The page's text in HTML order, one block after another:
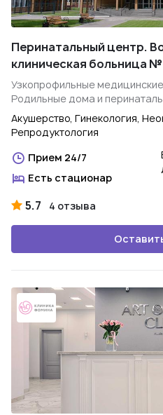
Перинатальный центр.
клиническая больница №
Узкопрофильные
Родильные дома и
Акушерство, Гинекология,
Репродуктология
Прием 24/7
Есть стационар
5.7 4 отзыва